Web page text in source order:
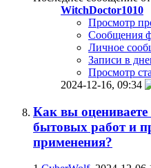
WitchDoctor1010
Просмотр
Сообщения
Личное
Записи в
Просмотр
2024-12-16, 09:34
Как вы
бытовых работ и
применения?